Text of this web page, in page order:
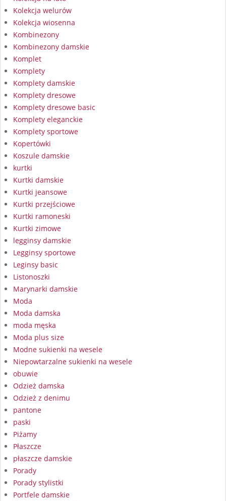
Kolekcja welurów
Kolekcja wiosenna
Kombinezony
Kombinezony damskie
Komplet
Komplety
Komplety damskie
Komplety dresowe
Komplety dresowe basic
Komplety eleganckie
Komplety sportowe
Kopertówki
Koszule damskie
kurtki
Kurtki damskie
Kurtki jeansowe
Kurtki przejściowe
Kurtki ramoneski
Kurtki zimowe
legginsy damskie
Legginsy sportowe
Leginsy basic
Listonoszki
Marynarki damskie
Moda
Moda damska
moda męska
Moda plus size
Modne sukienki na wesele
Niepowtarzalne sukienki na wesele
obuwie
Odzież damska
Odzież z denimu
pantone
paski
Piżamy
Płaszcze
płaszcze damskie
Porady
Porady stylistki
Portfele damskie